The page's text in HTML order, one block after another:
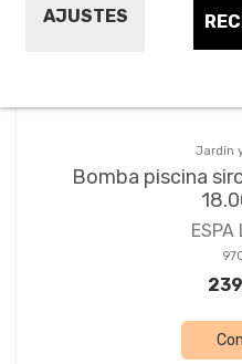
AJUSTES
Jardín
Bomba piscina
ESPA